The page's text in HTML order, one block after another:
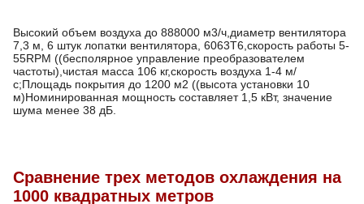
Высокий объем воздуха до 888000 м3/ч,диаметр вентилятора
7,3 м, 6 штук лопатки вентилятора, 6063T6,скорость работы 5-
55RPM ((бесполярное управление преобразователем
частоты),чистая масса 106 кг,скорость воздуха 1-4 м/
с;Площадь покрытия до 1200 м2 ((высота установки 10
м)Номинированная мощность составляет 1,5 кВт, значение
шума менее 38 дБ.
Сравнение трех методов охлаждения на
1000 квадратных метров